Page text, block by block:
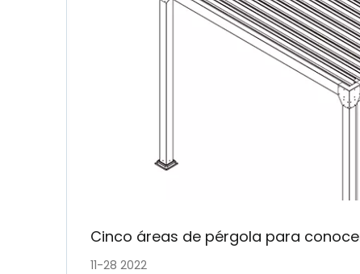
Cinco áreas de pérgola para
11-28 2022